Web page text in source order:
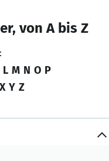
von A bis Z
L M N O P
X Y Z